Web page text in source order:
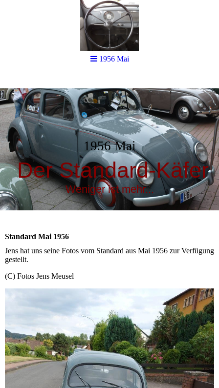
1956 Mai
Der Standard-Käfer
Weniger ist mehr...
Standard Mai 1956
Jens hat uns seine Fotos vom Standard aus Mai 1956 zur Verfügung
gestellt.
(C) Fotos Jens Meusel
1956 Mai